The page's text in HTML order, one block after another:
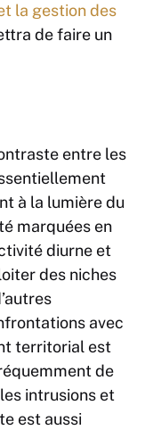
la gestion des
de faire un
entre les
à la lumière du
marquées en
diurne et
des niches
avec
territorial est
de
intrusions et
est aussi